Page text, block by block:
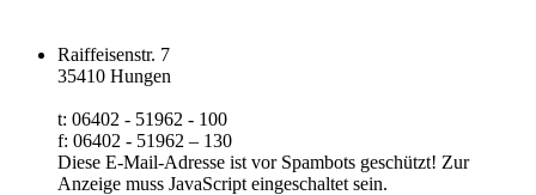
Raiffeisenstr. 7
35410 Hungen
t: 06402 - 51962 - 100
f: 06402 - 51962 – 130
Diese E-Mail-Adresse ist vor Spambots geschützt! Zur
Anzeige muss JavaScript eingeschaltet sein.